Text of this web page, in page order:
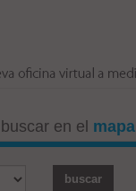
buscar en el mapa